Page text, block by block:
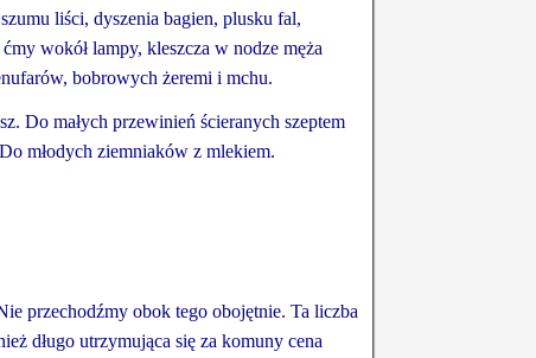
liści, dyszenia bagien, plusku fal,
wokół lampy, kleszcza w nodze męża
bobrowych żeremi i mchu.
Do małych przewinień ścieranych szeptem
młodych ziemniaków z mlekiem.
przechodźmy obok tego obojętnie. Ta liczba
długo utrzymująca się za komuny cena